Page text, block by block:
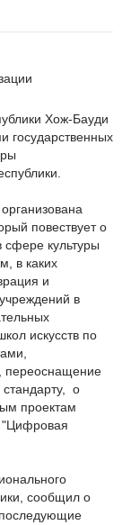
Хож-Бауди
государственных
повествует о
сфере культуры
в каких
и
в
искусств по
переоснащение
о
проектам
"Цифровая
сообщил о